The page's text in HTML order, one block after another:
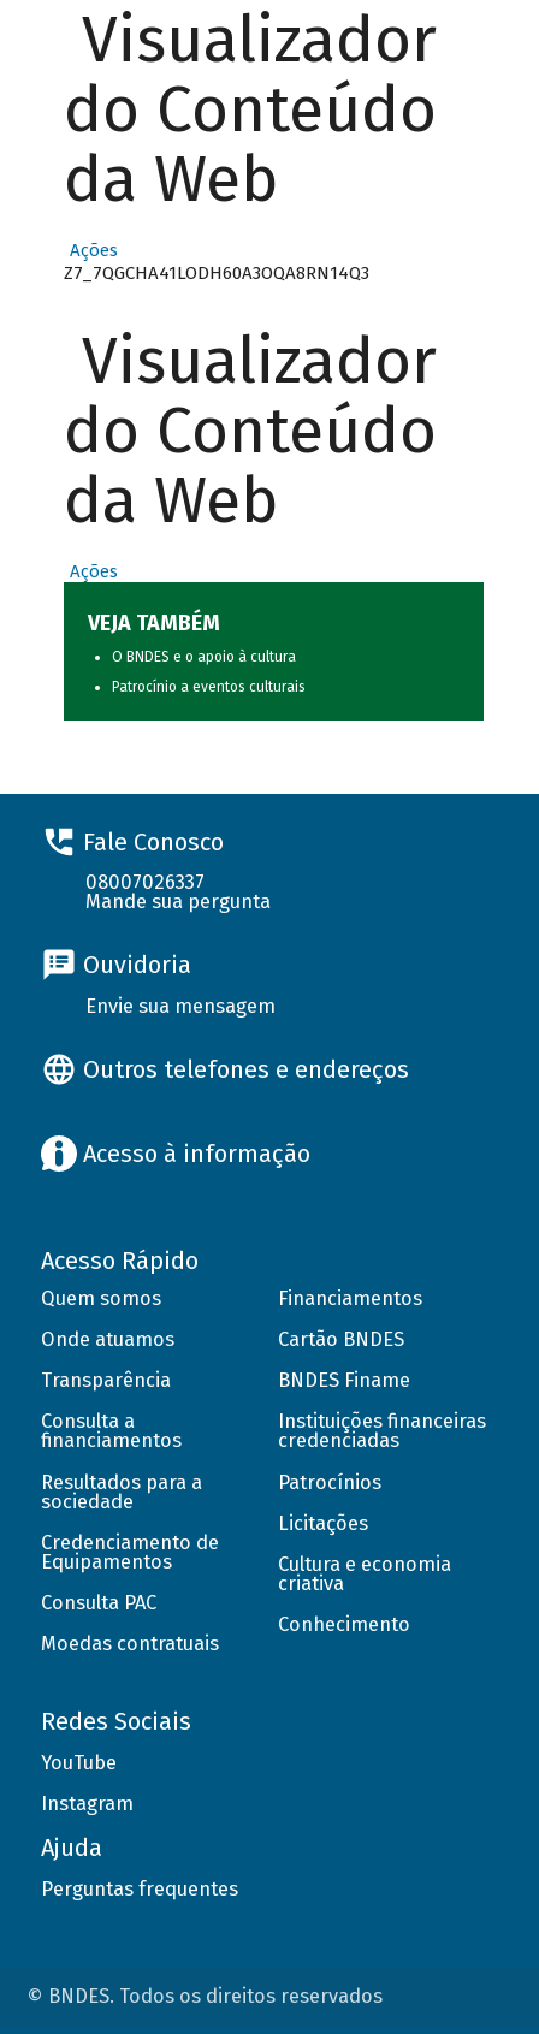
Visualizador
do Conteúdo
da Web
Ações
Z7_7QGCHA41LODH60A3OQA8RN14Q3
Visualizador
do Conteúdo
da Web
Ações
VEJA TAMBÉM
O BNDES e o apoio à cultura
Patrocínio a eventos culturais
Fale Conosco
08007026337
Mande sua pergunta
Ouvidoria
Envie sua mensagem
Outros telefones e endereços
Acesso à informação
Acesso Rápido
Quem somos
Onde atuamos
Transparência
Consulta a
financiamentos
Resultados para a
sociedade
Credenciamento de
Equipamentos
Consulta PAC
Moedas contratuais
Financiamentos
Cartão BNDES
BNDES Finame
Instituições financeiras
credenciadas
Patrocínios
Licitações
Cultura e economia
criativa
Conhecimento
Redes Sociais
YouTube
Instagram
Ajuda
Perguntas frequentes
© BNDES. Todos os direitos reservados